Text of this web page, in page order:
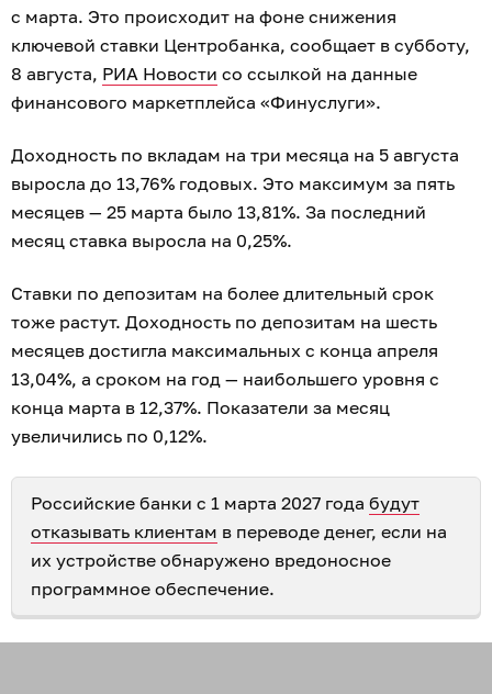
с марта. Это происходит на фоне снижения
ключевой ставки Центробанка, сообщает в субботу,
8 августа, РИА Новости со ссылкой на данные
финансового маркетплейса «Финуслуги».
Доходность по вкладам на три месяца на 5 августа
выросла до 13,76% годовых. Это максимум за пять
месяцев — 25 марта было 13,81%. За последний
месяц ставка выросла на 0,25%.
Ставки по депозитам на более длительный срок
тоже растут. Доходность по депозитам на шесть
месяцев достигла максимальных с конца апреля
13,04%, а сроком на год — наибольшего уровня с
конца марта в 12,37%. Показатели за месяц
увеличились по 0,12%.
Российские банки с 1 марта 2027 года будут
отказывать клиентам в переводе денег, если на
их устройстве обнаружено вредоносное
программное обеспечение.